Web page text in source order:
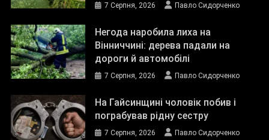
7 Серпня, 2026 Павло Сидорченко
Негода наробила лиха на
Вінниччині: дерева падали на
дороги й автомобілі
7 Серпня, 2026 Павло Сидорченко
На Гайсинщині чоловік побив і
пограбував рідну сестру
7 Серпня, 2026 Павло Сидорченко